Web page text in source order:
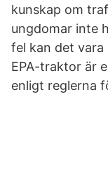
kunskap om
ungdomar inte
fel kan det vara
EPA-traktor är
enligt reglerna